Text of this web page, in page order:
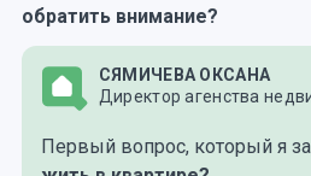
обратить внимание?
СЯМИЧЕВА ОКСАНА
Директор агенства
Первый вопрос, который я